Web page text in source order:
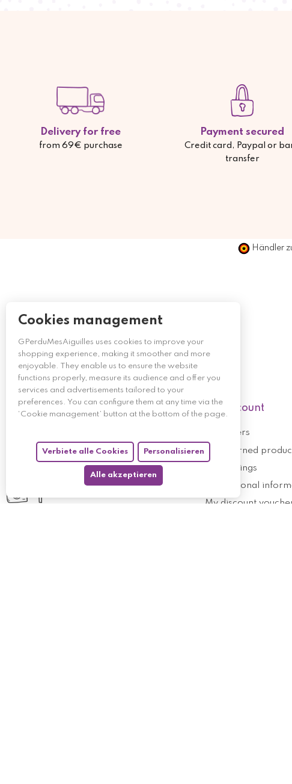
Cookies management
GPerduMesAiguilles uses cookies to improve your
shopping experience, making it smoother and more
enjoyable. They enable us to ensure the website
functions properly, measure its audience and offer you
services and advertisements tailored to your
preferences. You can configure them at any time via the
‘Cookie management’ button at the bottom of the page.
Alle akzeptieren
Verbiete alle Cookies Personalisieren
Delivery for free
from 69€ purchase
Payment secured
Credit card, Paypal or
transfer
Händler
My account
My orders
My returned
My holdings
My personal
My discount